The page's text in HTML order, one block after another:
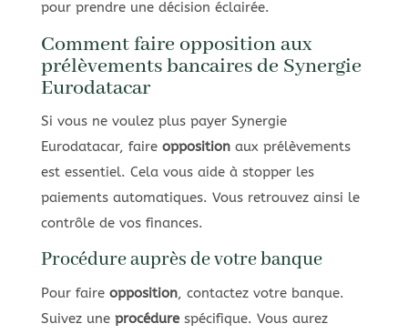
pour prendre une décision éclairée.
Comment faire opposition aux
prélèvements bancaires de Synergie
Eurodatacar
Si vous ne voulez plus payer Synergie
Eurodatacar, faire oppositionaux prélèvements
est essentiel. Cela vous aide à stopper les
paiements automatiques. Vous retrouvez ainsi le
contrôle de vos finances.
Procédure auprès de votre banque
Pour faire opposition, contactez votre banque.
Suivez une procédurespécifique. Vous aurez